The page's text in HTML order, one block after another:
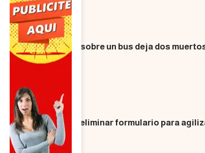
SOCIEDAD
Caída de piedras sobre un bus deja dos
SOCIEDAD
Aduana propone eliminar formulario para
1 Min lectura